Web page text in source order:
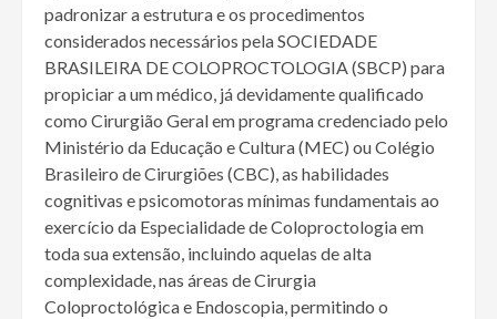
padronizar a estrutura e os procedimentos
considerados necessários pela SOCIEDADE
BRASILEIRA DE COLOPROCTOLOGIA (SBCP) para
propiciar a um médico, já devidamente qualificado
como Cirurgião Geral em programa credenciado pelo
Ministério da Educação e Cultura (MEC) ou Colégio
Brasileiro de Cirurgiões (CBC), as habilidades
cognitivas e psicomotoras mínimas fundamentais ao
exercício da Especialidade de Coloproctologia em
toda sua extensão, incluindo aquelas de alta
complexidade, nas áreas de Cirurgia
Coloproctológica e Endoscopia, permitindo o